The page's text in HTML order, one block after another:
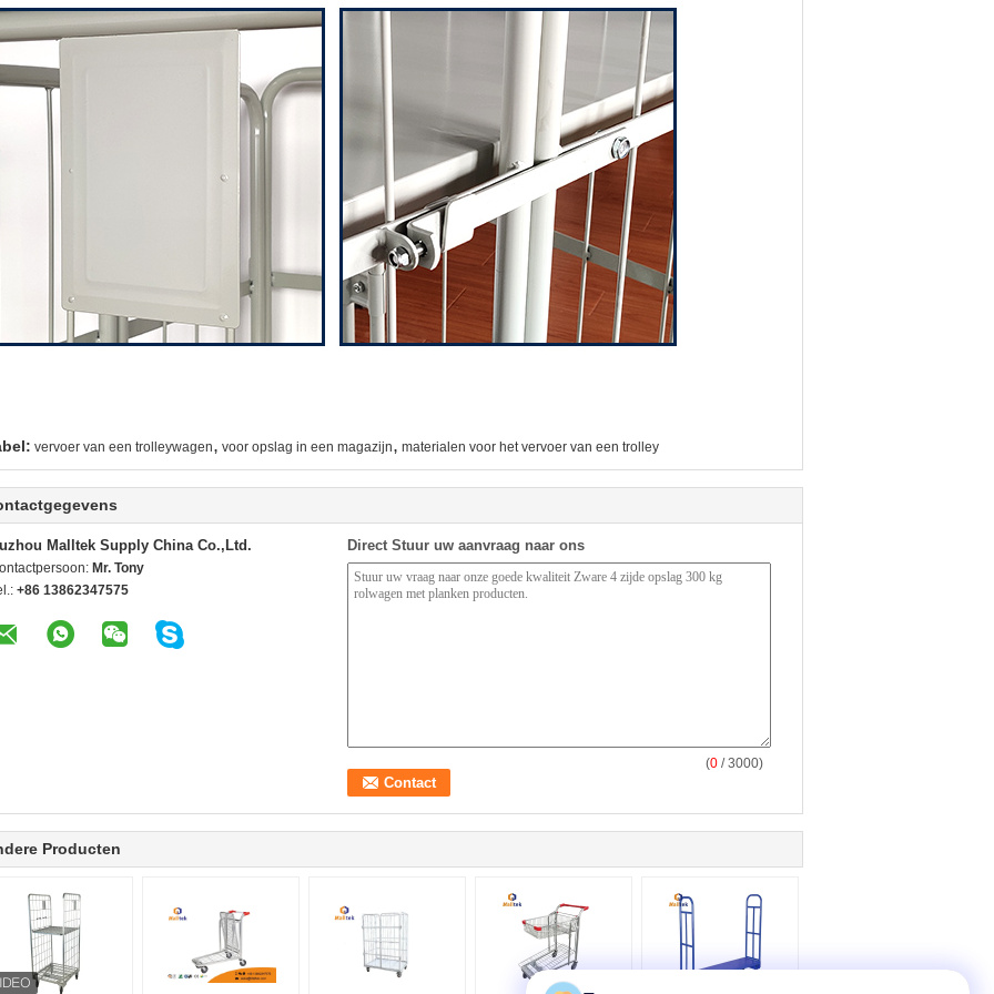
vervoer van een trolleywagen, voor opslag in een magazijn, materialen voor het vervoer van een trolley
Malltek Supply China Co.,Ltd.
Mr. Tony
+86 13862347575
Direct Stuur uw aanvraag naar ons
(0 / 3000)
Producten